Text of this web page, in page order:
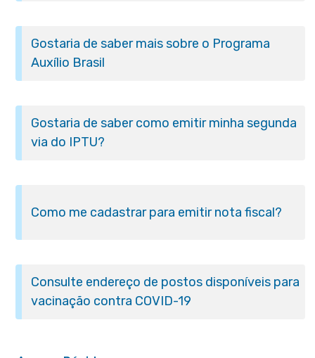
Gostaria de saber mais sobre o Programa
Auxílio Brasil
Gostaria de saber como emitir minha segunda
via do IPTU?
Como me cadastrar para emitir nota fiscal?
Consulte endereço de postos disponíveis para
vacinação contra COVID-19